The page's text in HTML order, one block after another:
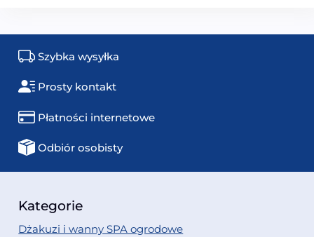
Szybka wysyłka
Prosty kontakt
Płatności internetowe
Odbiór osobisty
Kategorie
Dżakuzi i wanny SPA ogrodowe